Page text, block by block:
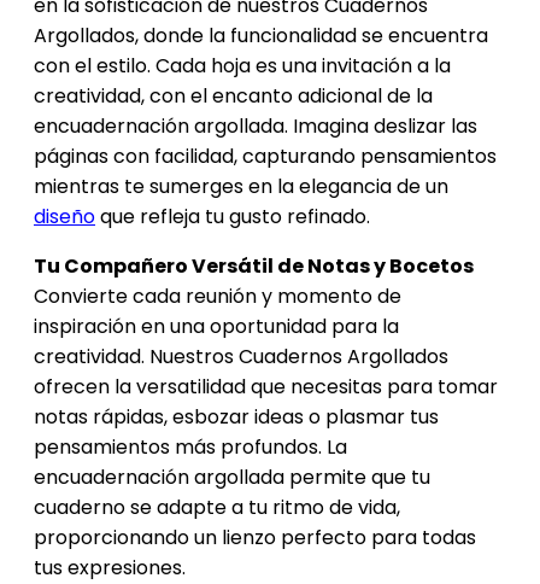
en la sofisticación de nuestros Cuadernos
Argollados, donde la funcionalidad se encuentra
con el estilo. Cada hoja es una invitación a la
creatividad, con el encanto adicional de la
encuadernación argollada. Imagina deslizar las
páginas con facilidad, capturando pensamientos
mientras te sumerges en la elegancia de un
diseñoque refleja tu gusto refinado.
Tu Compañero Versátil de Notas y Bocetos
Convierte cada reunión y momento de
inspiración en una oportunidad para la
creatividad. Nuestros Cuadernos Argollados
ofrecen la versatilidad que necesitas para tomar
notas rápidas, esbozar ideas o plasmar tus
pensamientos más profundos. La
encuadernación argollada permite que tu
cuaderno se adapte a tu ritmo de vida,
proporcionando un lienzo perfecto para todas
tus expresiones.